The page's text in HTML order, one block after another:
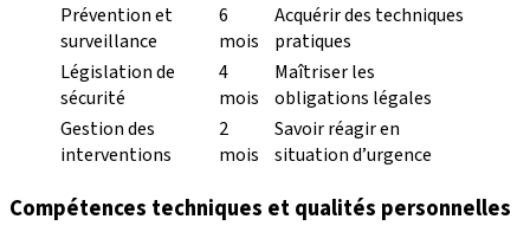
Prévention et
surveillance
6
mois
Acquérir des techniques
pratiques
Législation de
sécurité
4
mois
Maîtriser les
obligations légales
Gestion des
interventions
2
mois
Savoir réagir en
situation d’urgence
Compétences techniques et qualités personnelles